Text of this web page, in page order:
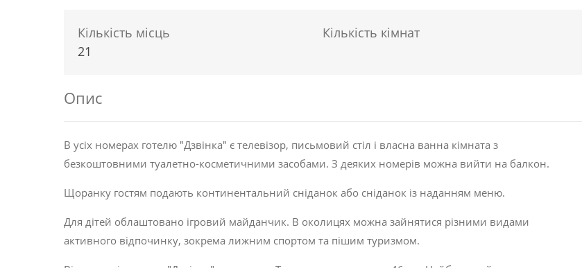
Кількість місць
21
Кількість кімнат
Опис
В усіх номерах готелю "Дзвінка" є телевізор, письмовий стіл і власна ванна кімната з
безкоштовними туалетно-косметичними засобами. З деяких номерів можна вийти на балкон.
Щоранку гостям подають континентальний сніданок або сніданок із наданням меню.
Для дітей облаштовано ігровий майданчик. В околицях можна зайнятися різними видами
активного відпочинку, зокрема лижним спортом та пішим туризмом.